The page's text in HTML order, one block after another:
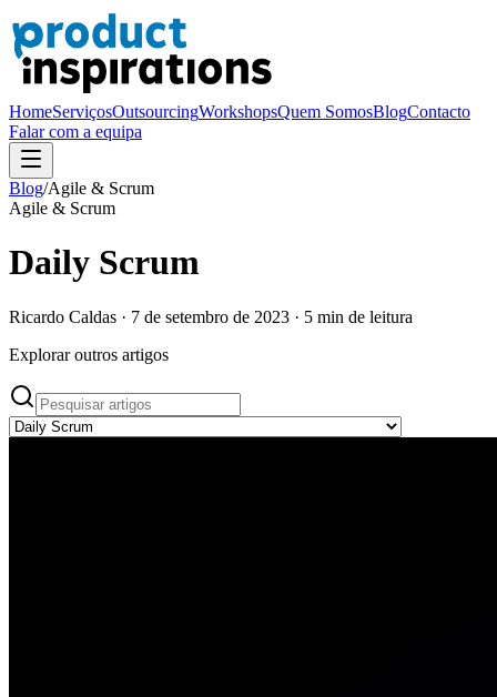
HomeServiçosOutsourcingWorkshopsQuem SomosBlogContacto
Falar com a equipa
Blog/Agile & Scrum
Agile & Scrum
Daily Scrum
Ricardo Caldas · 7 de setembro de 2023 · 5 min de leitura
Explorar outros artigos